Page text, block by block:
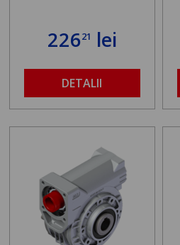
22621 lei
DETALII